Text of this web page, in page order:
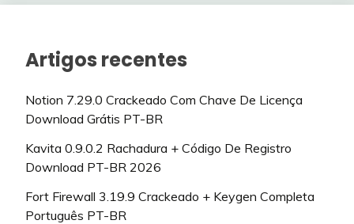
Artigos recentes
Notion 7.29.0 Crackeado Com Chave De Licença
Download Grátis PT-BR
Kavita 0.9.0.2 Rachadura + Código De Registro
Download PT-BR 2026
Fort Firewall 3.19.9 Crackeado + Keygen Completa
Português PT-BR